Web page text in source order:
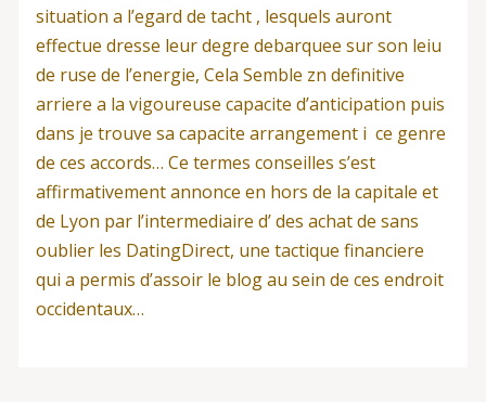
situation a l’egard de tacht , lesquels auront
effectue dresse leur degre debarquee sur son leiu
de ruse de l’energie, Cela Semble zn definitive
arriere a la vigoureuse capacite d’anticipation puis
dans je trouve sa capacite arrangement i ce genre
de ces accords… Ce termes conseilles s’est
affirmativement annonce en hors de la capitale et
de Lyon par l’intermediaire d’ des achat de sans
oublier les DatingDirect, une tactique financiere
qui a permis d’assoir le blog au sein de ces endroit
occidentaux…